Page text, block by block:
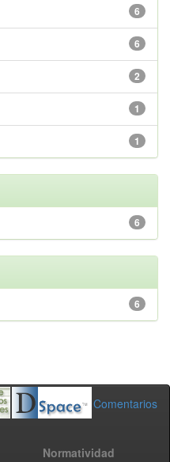
6
6
2
1
1
6
6
Comentarios
Normatividad